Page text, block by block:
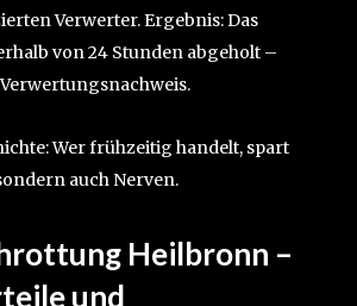
Verwerter. Ergebnis: Das
von 24 Stunden abgeholt –
Wer frühzeitig handelt, spart
auch Nerven.
Heilbronn –
und